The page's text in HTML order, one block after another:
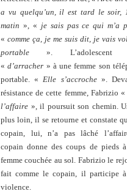
a vu quelqu’un, il est tard le soir,
matin », « je sais pas ce qui m’a
« comme ça, je me suis dit, je vais
portable ». L’adolescent
«d’arracher » à une femme son
portable. «Elle s’accroche ».
résistance de cette femme, Fabrizio «
l’affaire », il poursuit son chemin.
plus loin, il se retourne et constate
copain, lui, n’a pas lâché
copain donne des coups de pieds
femme couchée au sol. Fabrizio le
fait comme le copain, il participe
violence.